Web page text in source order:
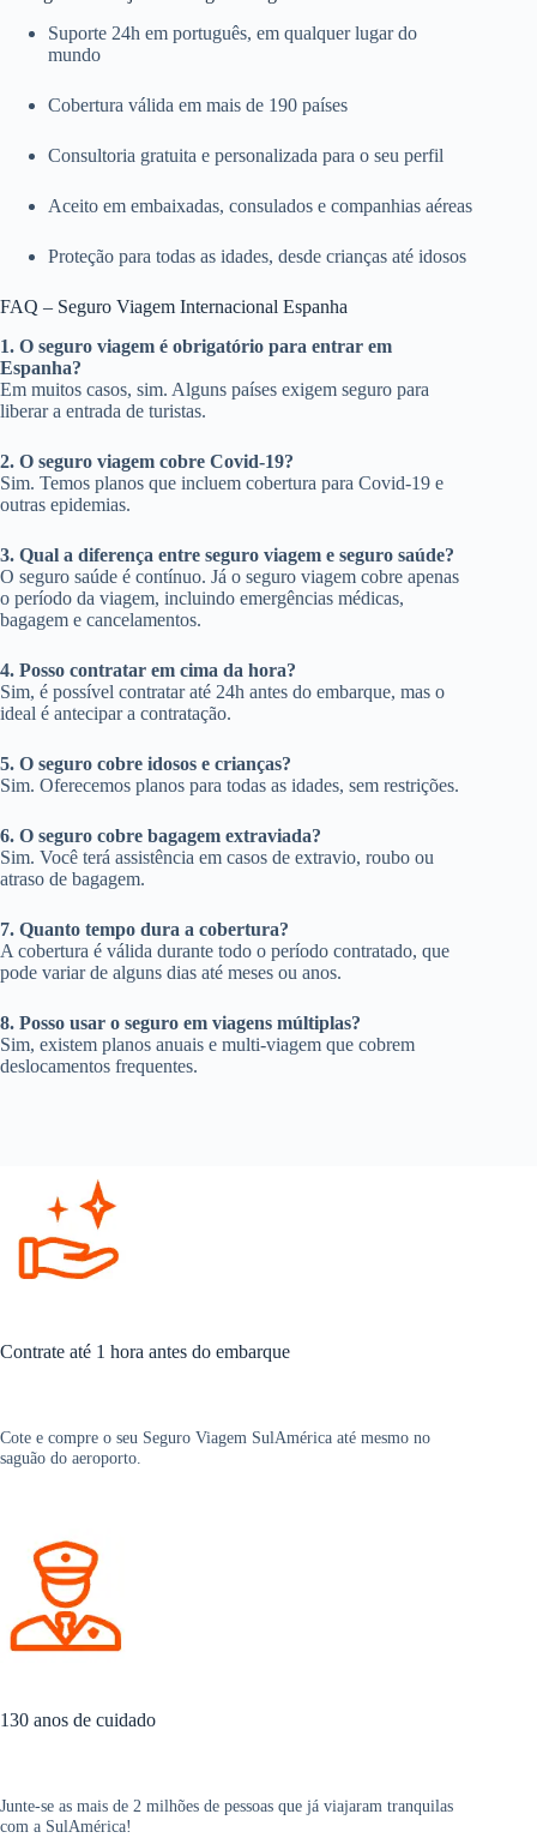
Suporte 24h em português, em qualquer lugar do
mundo
Cobertura válida em mais de 190 países
Consultoria gratuita e personalizada para o seu perfil
Aceito em embaixadas, consulados e companhias aéreas
Proteção para todas as idades, desde crianças até idosos
FAQ – Seguro Viagem Internacional Espanha
1. O seguro viagem é obrigatório para entrar em
Espanha?
Em muitos casos, sim. Alguns países exigem seguro para
liberar a entrada de turistas.
2. O seguro viagem cobre Covid-19?
Sim. Temos planos que incluem cobertura para Covid-19 e
outras epidemias.
3. Qual a diferença entre seguro viagem e seguro saúde?
O seguro saúde é contínuo. Já o seguro viagem cobre apenas
o período da viagem, incluindo emergências médicas,
bagagem e cancelamentos.
4. Posso contratar em cima da hora?
Sim, é possível contratar até 24h antes do embarque, mas o
ideal é antecipar a contratação.
5. O seguro cobre idosos e crianças?
Sim. Oferecemos planos para todas as idades, sem restrições.
6. O seguro cobre bagagem extraviada?
Sim. Você terá assistência em casos de extravio, roubo ou
atraso de bagagem.
7. Quanto tempo dura a cobertura?
A cobertura é válida durante todo o período contratado, que
pode variar de alguns dias até meses ou anos.
8. Posso usar o seguro em viagens múltiplas?
Sim, existem planos anuais e multi-viagem que cobrem
deslocamentos frequentes.
Contrate até 1 hora antes do embarque
Cote e compre o seu Seguro Viagem SulAmérica até mesmo no
saguão do aeroporto.
130 anos de cuidado
Junte-se as mais de 2 milhões de pessoas que já viajaram tranquilas
com a SulAmérica!